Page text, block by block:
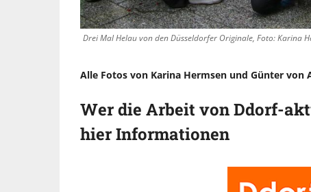
Drei Mal Helau von den Düsseldorfer Originale, Foto: Karina
Alle Fotos von Karina Hermsen und Günter von
Wer die Arbeit von Ddorf-
hier Informationen